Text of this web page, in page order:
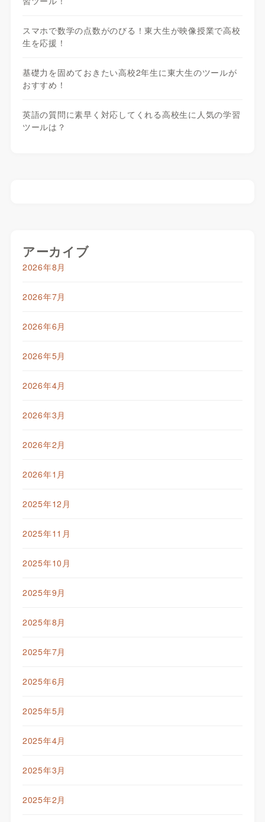
スマホで数学の点数がのびる！東大生が映像授業で高校
生を応援！
基礎力を固めておきたい高校2年生に東大生のツールが
おすすめ！
英語の質問に素早く対応してくれる高校生に人気の学習
ツールは？
アーカイブ
2026年8月
2026年7月
2026年6月
2026年5月
2026年4月
2026年3月
2026年2月
2026年1月
2025年12月
2025年11月
2025年10月
2025年9月
2025年8月
2025年7月
2025年6月
2025年5月
2025年4月
2025年3月
2025年2月